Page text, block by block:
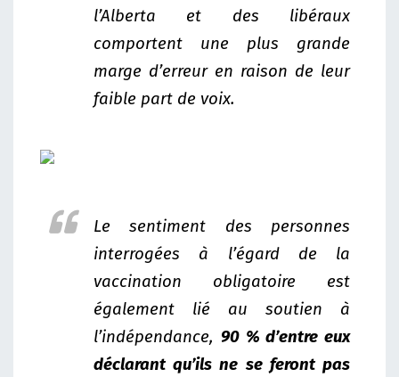
l’Alberta et des libéraux
comportent une plus grande
marge d’erreur en raison de leur
faible part de voix.
Le sentiment des personnes
interrogées à l’égard de la
vaccination obligatoire est
également lié au soutien à
l’indépendance, 90 % d’entre eux
déclarant qu’ils ne se feront pas